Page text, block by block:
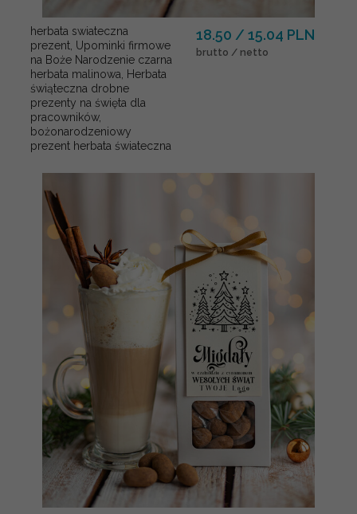
herbata swiateczna
prezent, Upominki firmowe
na Boże Narodzenie czarna
herbata malinowa, Herbata
świąteczna drobne
prezenty na święta dla
pracowników,
bożonarodzeniowy
prezent herbata świateczna
18.50 / 15.04 PLN
brutto / netto